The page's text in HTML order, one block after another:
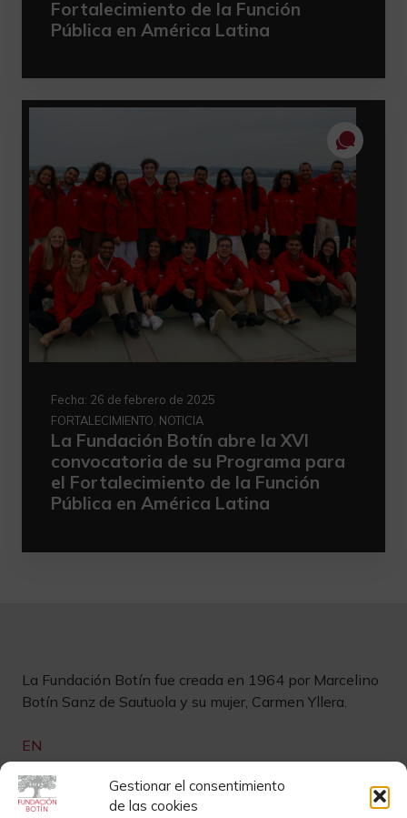
Gestionar el consentimiento
de las cookies
Fortalecimiento de la Función
Pública en América Latina
Fecha: 26 de febrero de 2025
FORTALECIMIENTO, NOTICIA
La Fundación Botín abre la XVI
convocatoria de su Programa para
el Fortalecimiento de la Función
Pública en América Latina
La Fundación Botín fue creada en 1964 por Marcelino
Botín Sanz de Sautuola y su mujer, Carmen Yllera.
EN
Links de interés